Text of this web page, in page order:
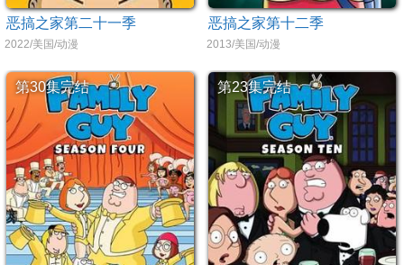
恶搞之家第二十一季
2022/美国/动漫
恶搞之家第十二季
2013/美国/动漫
第30集完结 第23集完结